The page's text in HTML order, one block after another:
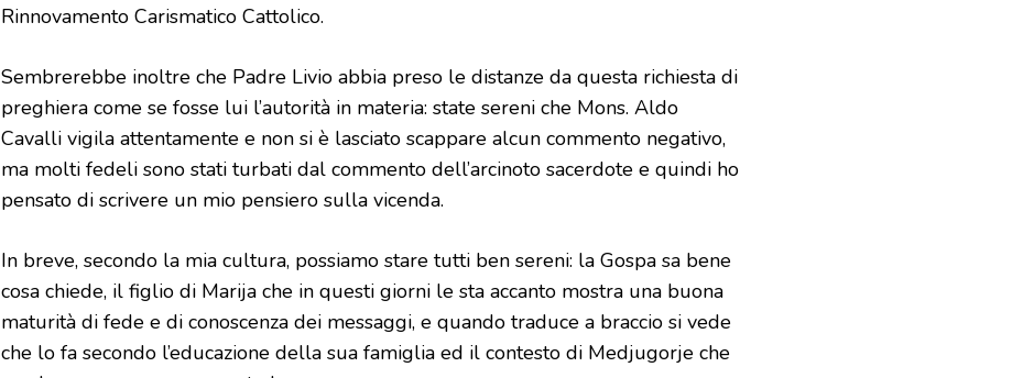
Rinnovamento Carismatico Cattolico.
Sembrerebbe inoltre che Padre Livio abbia preso le distanze da questa richiesta di
preghiera come se fosse lui l’autorità in materia: state sereni che Mons. Aldo
Cavalli vigila attentamente e non si è lasciato scappare alcun commento negativo,
ma molti fedeli sono stati turbati dal commento dell’arcinoto sacerdote e quindi ho
pensato di scrivere un mio pensiero sulla vicenda.
In breve, secondo la mia cultura, possiamo stare tutti ben sereni: la Gospa sa bene
cosa chiede, il figlio di Marija che in questi giorni le sta accanto mostra una buona
maturità di fede e di conoscenza dei messaggi, e quando traduce a braccio si vede
che lo fa secondo l’educazione della sua famiglia ed il contesto di Medjugorje che